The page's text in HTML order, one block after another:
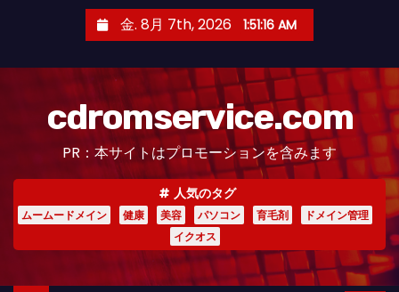
金. 8月 7th, 2026 1:51:17 AM
cdromservice.com
PR：本サイトはプロモーションを含みます
人気のタグ
ムームードメイン 健康 美容 パソコン 育毛剤
ドメイン管理
イクオス